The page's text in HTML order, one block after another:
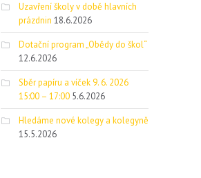
Uzavření školy v době hlavních
prázdnin 18.6.2026
Dotační program „Obědy do škol“
12.6.2026
Sběr papíru a víček 9. 6. 2026
15:00 – 17:00 5.6.2026
Hledáme nové kolegy a kolegyně
15.5.2026